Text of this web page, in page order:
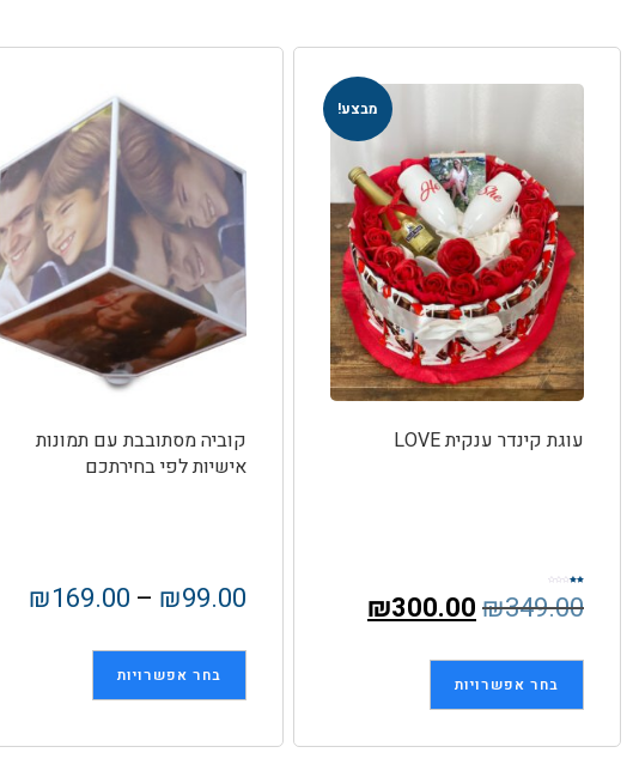
מבצע!
עוגת קינדר ענקית LOVE
מתו
ך 5
₪349.00
₪300.00
בחר אפשרויות
קוביה מסתובבת עם תמונות
אישיות לפי בחירתכם
₪99.00
–
₪169.00
בחר אפשרויות